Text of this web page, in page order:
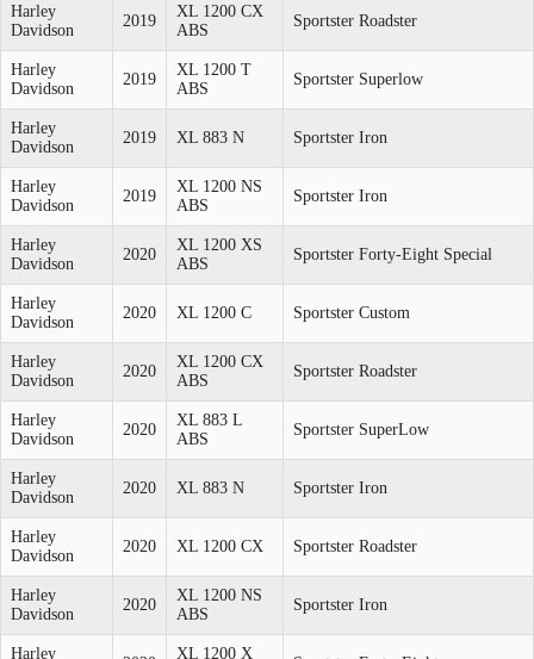
Harley
Davidson
2019
XL 1200 CX
ABS
Sportster Roadster
Harley
Davidson
2019
XL 1200 T
ABS
Sportster Superlow
Harley
Davidson
2019 XL 883 N Sportster Iron
Harley
Davidson
2019
XL 1200 NS
ABS
Sportster Iron
Harley
Davidson
2020
XL 1200 XS
ABS
Sportster Forty-Eight Special
Harley
Davidson
2020 XL 1200 C Sportster Custom
Harley
Davidson
2020
XL 1200 CX
ABS
Sportster Roadster
Harley
Davidson
2020
XL 883 L
ABS
Sportster SuperLow
Harley
Davidson
2020 XL 883 N Sportster Iron
Harley
Davidson
2020 XL 1200 CX Sportster Roadster
Harley
Davidson
2020
XL 1200 NS
ABS
Sportster Iron
Harley XL 1200 X